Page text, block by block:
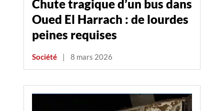
Chute tragique d’un bus dans
Oued El Harrach : de lourdes
peines requises
Société | 8 mars 2026